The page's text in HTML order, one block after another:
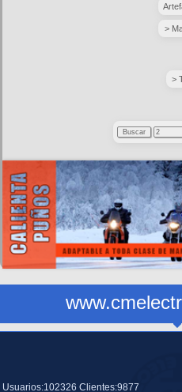
>
>
Usuarios:102326 Clientes:9877